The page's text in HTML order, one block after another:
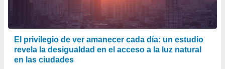
El privilegio de ver amanecer cada día: un estudio
revela la desigualdad en el acceso a la luz natural
en las ciudades